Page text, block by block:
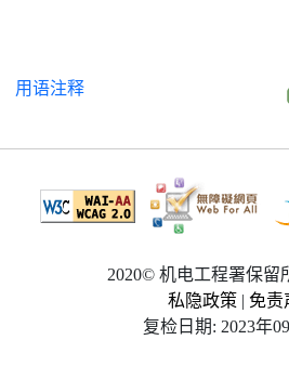
用语注释
2020© 机电工程署保留
私隐政策 | 免责
复检日期: 2023年